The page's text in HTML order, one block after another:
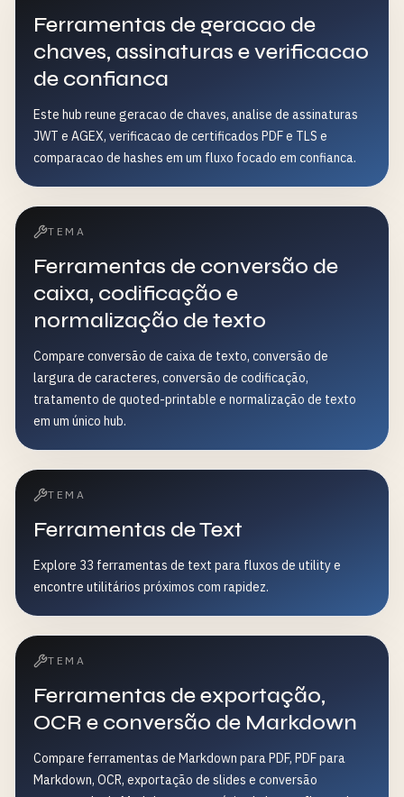
Ferramentas de geracao de
chaves, assinaturas e verificacao
de confianca
Este hub reune geracao de chaves, analise de assinaturas
JWT e AGEX, verificacao de certificados PDF e TLS e
comparacao de hashes em um fluxo focado em confianca.
TEMA
Ferramentas de conversão de
caixa, codificação e
normalização de texto
Compare conversão de caixa de texto, conversão de
largura de caracteres, conversão de codificação,
tratamento de quoted-printable e normalização de texto
em um único hub.
TEMA
Ferramentas de Text
Explore 33 ferramentas de text para fluxos de utility e
encontre utilitários próximos com rapidez.
TEMA
Ferramentas de exportação,
OCR e conversão de Markdown
Compare ferramentas de Markdown para PDF, PDF para
Markdown, OCR, exportação de slides e conversão